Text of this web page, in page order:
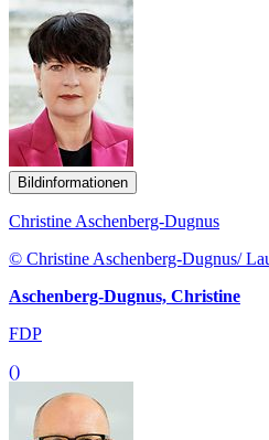
Bildinformationen
Christine Aschenberg-Dugnus
© Christine Aschenberg-Dugnus/
Aschenberg-Dugnus, Christine
FDP
()